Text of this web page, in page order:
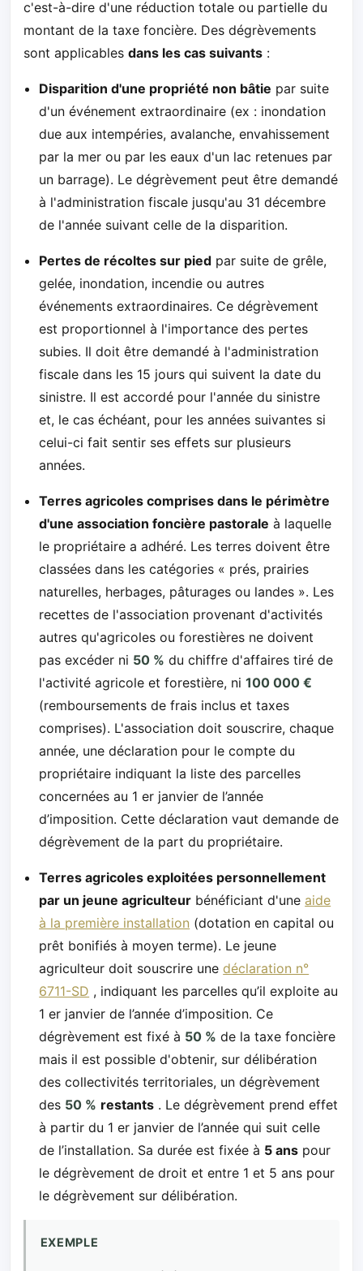
c'est-à-dire d'une réduction totale ou partielle du
montant de la taxe foncière. Des dégrèvements
sont applicables dans les cas suivants :
Disparition d'une propriété non bâtie par suite
d'un événement extraordinaire (ex : inondation
due aux intempéries, avalanche, envahissement
par la mer ou par les eaux d'un lac retenues par
un barrage). Le dégrèvement peut être demandé
à l'administration fiscale jusqu'au 31 décembre
de l'année suivant celle de la disparition.
Pertes de récoltes sur pied par suite de grêle,
gelée, inondation, incendie ou autres
événements extraordinaires. Ce dégrèvement
est proportionnel à l'importance des pertes
subies. Il doit être demandé à l'administration
fiscale dans les 15 jours qui suivent la date du
sinistre. Il est accordé pour l'année du sinistre
et, le cas échéant, pour les années suivantes si
celui-ci fait sentir ses effets sur plusieurs
années.
Terres agricoles comprises dans le périmètre
d'une association foncière pastorale à laquelle
le propriétaire a adhéré. Les terres doivent être
classées dans les catégories « prés, prairies
naturelles, herbages, pâturages ou landes ». Les
recettes de l'association provenant d'activités
autres qu'agricoles ou forestières ne doivent
pas excéder ni 50 % du chiffre d'affaires tiré de
l'activité agricole et forestière, ni100 000 €
(remboursements de frais inclus et taxes
comprises). L'association doit souscrire, chaque
année, une déclaration pour le compte du
propriétaire indiquant la liste des parcelles
concernées au 1 er janvier de l’année
d’imposition. Cette déclaration vaut demande de
dégrèvement de la part du propriétaire.
Terres agricoles exploitées personnellement
par un jeune agriculteur bénéficiant d'une aide
à la première installation (dotation en capital ou
prêt bonifiés à moyen terme). Le jeune
agriculteur doit souscrire unedéclaration n°
6711-SD , indiquant les parcelles qu’il exploite au
1 er janvier de l’année d’imposition. Ce
dégrèvement est fixé à 50 % de la taxe foncière
mais il est possible d'obtenir, sur délibération
des collectivités territoriales, un dégrèvement
des 50 % restants . Le dégrèvement prend effet
à partir du 1 er janvier de l’année qui suit celle
de l’installation. Sa durée est fixée à 5 ans pour
le dégrèvement de droit et entre 1 et 5 ans pour
le dégrèvement sur délibération.
EXEMPLE